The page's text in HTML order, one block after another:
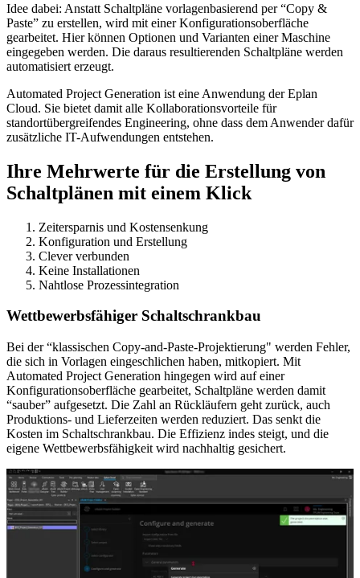
Idee dabei: Anstatt Schaltpläne vorlagenbasierend per “Copy &
Paste” zu erstellen, wird mit einer Konfigurationsoberfläche
gearbeitet. Hier können Optionen und Varianten einer Maschine
eingegeben werden. Die daraus resultierenden Schaltpläne werden
automatisiert erzeugt.
Automated Project Generation ist eine Anwendung der Eplan
Cloud. Sie bietet damit alle Kollaborationsvorteile für
standortübergreifendes Engineering, ohne dass dem Anwender dafür
zusätzliche IT-Aufwendungen entstehen.
Ihre Mehrwerte für die Erstellung von
Schaltplänen mit einem Klick
Zeitersparnis und Kostensenkung
Konfiguration und Erstellung
Clever verbunden
Keine Installationen
Nahtlose Prozessintegration
Wettbewerbsfähiger Schaltschrankbau
Bei der “klassischen Copy-and-Paste-Projektierung" werden Fehler,
die sich in Vorlagen eingeschlichen haben, mitkopiert. Mit
Automated Project Generation hingegen wird auf einer
Konfigurationsoberfläche gearbeitet, Schaltpläne werden damit
“sauber” aufgesetzt. Die Zahl an Rückläufern geht zurück, auch
Produktions- und Lieferzeiten werden reduziert. Das senkt die
Kosten im Schaltschrankbau. Die Effizienz indes steigt, und die
eigene Wettbewerbsfähigkeit wird nachhaltig gesichert.